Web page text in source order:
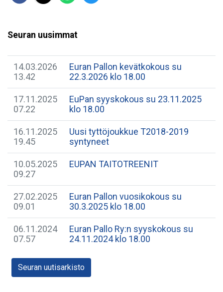
Seuran uusimmat
14.03.2026
13.42
Euran Pallon kevätkokous su
22.3.2026 klo 18.00
17.11.2025
07.22
EuPan syyskokous su 23.11.2025
klo 18.00
16.11.2025
19.45
Uusi tyttöjoukkue T2018-2019
syntyneet
10.05.2025
09.27
EUPAN TAITOTREENIT
27.02.2025
09.01
Euran Pallon vuosikokous su
30.3.2025 klo 18.00
06.11.2024
07.57
Euran Pallo Ry:n syyskokous su
24.11.2024 klo 18.00
Seuran uutisarkisto